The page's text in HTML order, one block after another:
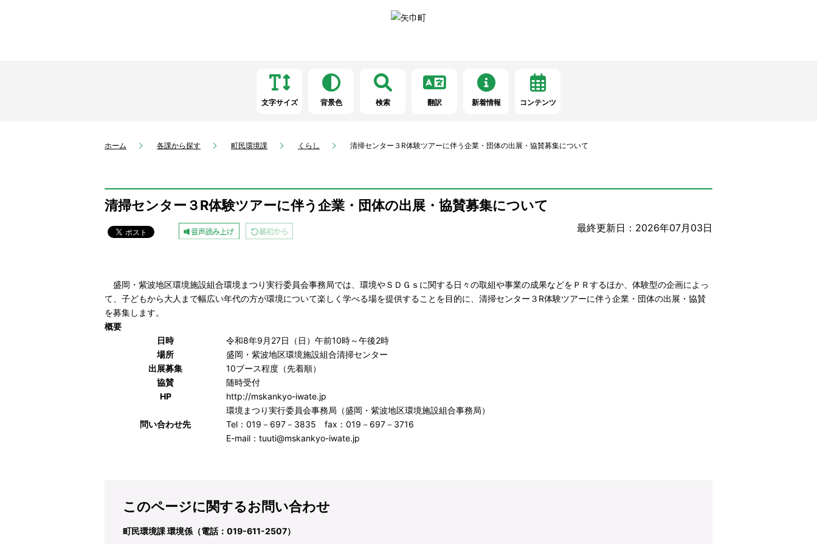
文字サイズ 背景色 検索 翻訳 新着情報 コンテンツ
ホーム 各課から探す 町民環境課 くらし 清掃センター３R体験ツアーに伴う企業・団体の出展・協賛募集について
清掃センター３R体験ツアーに伴う企業・団体の出展・協賛募集について
最終更新日：2026年07月03日
盛岡・紫波地区環境施設組合環境まつり実行委員会事務局では、環境やＳＤＧｓに関する日々の取組や事業の成果などをＰＲするほか、体験型の企画によっ
て、子どもから大人まで幅広い年代の方が環境について楽しく学べる場を提供することを目的に、清掃センター３R体験ツアーに伴う企業・団体の出展・協賛
を募集します。
概要
日時
令和8年9月27日（日）午前10時～午後2時
場所
盛岡・紫波地区環境施設組合清掃センター
出展募集
10ブース程度（先着順）
協賛
随時受付
HP
http://mskankyo-iwate.jp
問い合わせ先
環境まつり実行委員会事務局（盛岡・紫波地区環境施設組合事務局）
Tel：019－697－3835 fax：019－697－3716
E-mail： tuuti@mskankyo-iwate.jp
このページに関するお問い合わせ
町民環境課 環境係（電話：019-611-2507）